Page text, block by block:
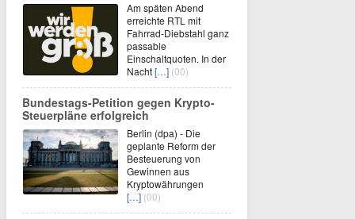
Am späten Abend
erreichte RTL mit
Fahrrad-Diebstahl ganz
passable
Einschaltquoten. In der
Nacht[…] (00)
Bundestags-Petition gegen Krypto-
Steuerpläne erfolgreich
Berlin (dpa) - Die
geplante Reform der
Besteuerung von
Gewinnen aus
Kryptowährungen
[…] (00)